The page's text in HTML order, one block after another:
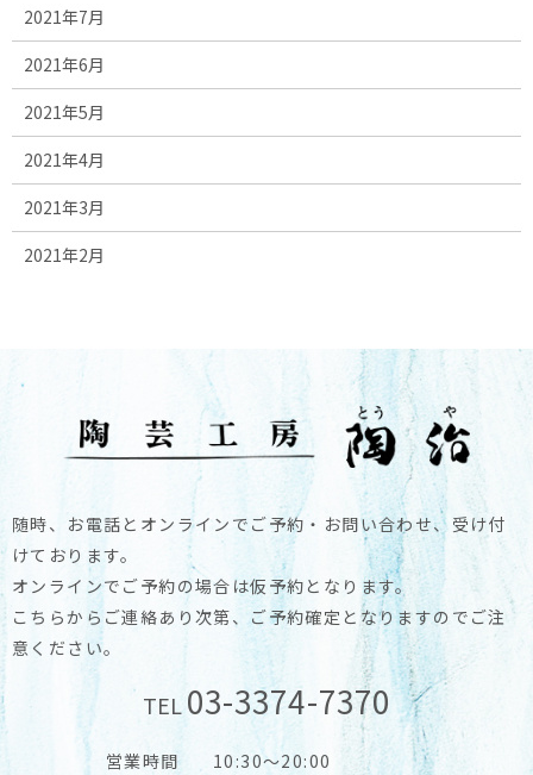
2021年7月
2021年6月
2021年5月
2021年4月
2021年3月
2021年2月
随時、お電話とオンラインでご予約・お問い合わせ、受け付
けております。
オンラインでご予約の場合は仮予約となります。
こちらからご連絡あり次第、ご予約確定となりますのでご注
意ください。
TEL03-3374-7370
営業時間
10:30～20:00